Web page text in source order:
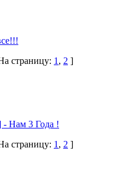
страницу: 1 , 2 ]
- Нам 3 Года !
страницу: 1 , 2 ]